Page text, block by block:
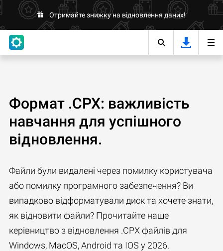
Отримайте знижку на відновлення даних!
Формат .CPX: важливість
навчання для успішного
відновлення.
Файли були видалені через помилку користувача
або помилку програмного забезпечення? Ви
випадково відформатували диск та хочете знати,
як відновити файли? Прочитайте наше
керівництво з відновлення .CPX файлів для
Windows, MacOS, Android та IOS у 2026.